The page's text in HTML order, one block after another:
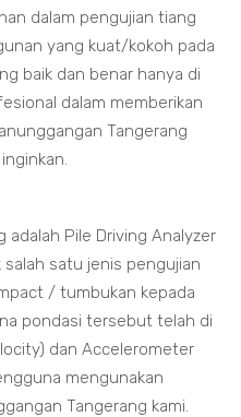
dalam pengujian tiang
yang kuat/kokoh pada
baik dan benar hanya di
dalam memberikan
Tangerang
adalah Pile Driving Analyzer
satu jenis pengujian
/ tumbukan kepada
pondasi tersebut telah di
dan Accelerometer
mengunakan
Tangerang kami.